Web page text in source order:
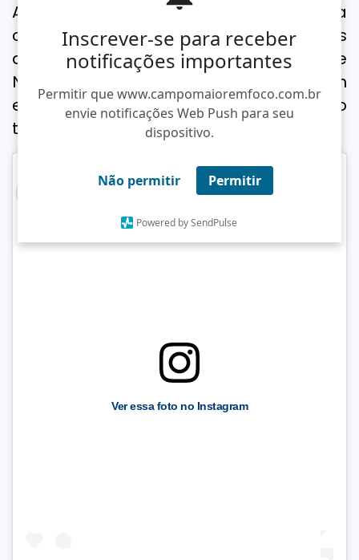
Inscrever-se para receber
notificações importantes
Permitir que www.campomaioremfoco.com.br
envie notificações Web Push para seu
dispositivo.
Não permitir Permitir
Powered by SendPulse
As investigações apontaram a
continuidade das atividades criminosas
dos alvos da operação. Na residência de
Natália, os policiais encontraram
entorpecentes, munições e dinheiro
trocado.
Ver essa foto no Instagram